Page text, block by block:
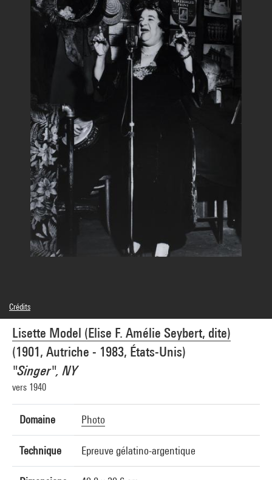
Lisette Model (Elise F. Amélie Seybert, dite)
(1901, Autriche - 1983, États-Unis)
"Singer", NY
vers 1940
Domaine Photo
Technique Epreuve gélatino-argentique
Crédits
© Estate of Lisette Model, courtesy Lebon, Paris / Keitelman, Brussels
Crédit photographique : Centre Pompidou, MNAM-CCI/Hervé Véronèse/Dist.
GrandPalaisRmn
Réf. image : 4N51834
Diffusion image : GrandPalaisRmnPhoto